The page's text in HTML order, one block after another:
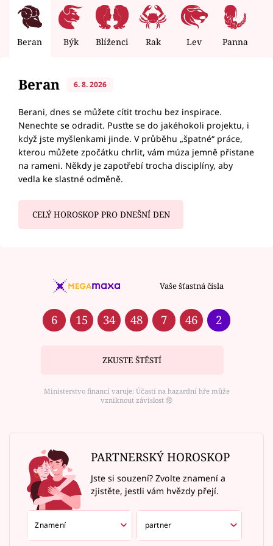
Beran Býk Blíženci Rak Lev Panna
Beran 6. 8. 2026
Berani, dnes se můžete cítit trochu bez inspirace.
Nenechte se odradit. Pusťte se do jakéhokoli projektu, i
když jste myšlenkami jinde. V průběhu „špatné“ práce,
kterou můžete zpočátku chrlit, vám múza jemně přistane
na rameni. Někdy je zapotřebí trocha disciplíny, aby
vedla ke slastné odměně.
CELÝ HOROSKOP PRO DNEŠNÍ DEN
Vaše šťastná čísla
6 15 34 48 7 46 2
ZKUSTE ŠTĚSTÍ
Ministerstvo financí varuje: Účastí na hazardní hře může
vzniknout závislost ⑱
PARTNERSKÝ HOROSKOP
Jste si souzení? Zvolte znamení a
zjistěte, jestli vám hvězdy přejí.